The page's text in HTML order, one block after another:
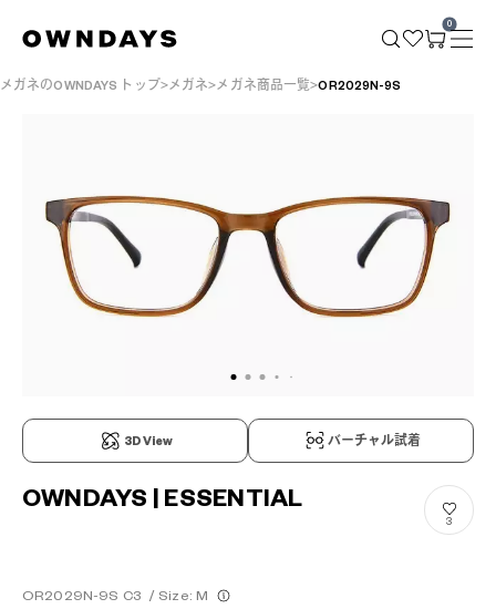
0
メガネのOWNDAYS トップ メガネ メガネ商品一覧 OR2029N-9S
3D View バーチャル試着
OWNDAYS | ESSENTIAL
OR2029N-9S C3 / Size: M
3